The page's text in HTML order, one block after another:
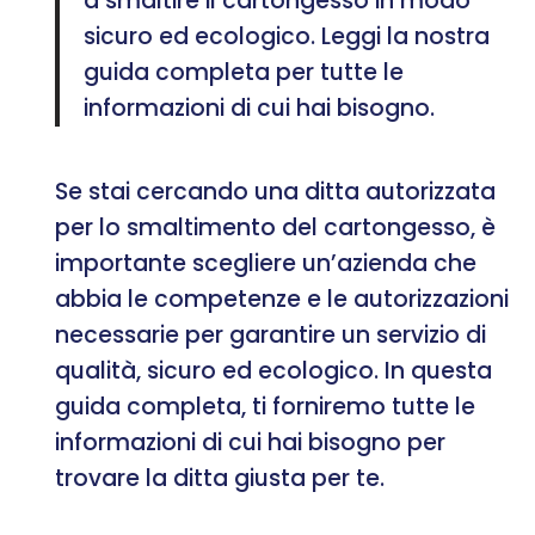
sicuro ed ecologico. Leggi la nostra
guida completa per tutte le
informazioni di cui hai bisogno.
Se stai cercando una ditta autorizzata
per lo smaltimento del cartongesso, è
importante scegliere un’azienda che
abbia le competenze e le autorizzazioni
necessarie per garantire un servizio di
qualità, sicuro ed ecologico. In questa
guida completa, ti forniremo tutte le
informazioni di cui hai bisogno per
trovare la ditta giusta per te.